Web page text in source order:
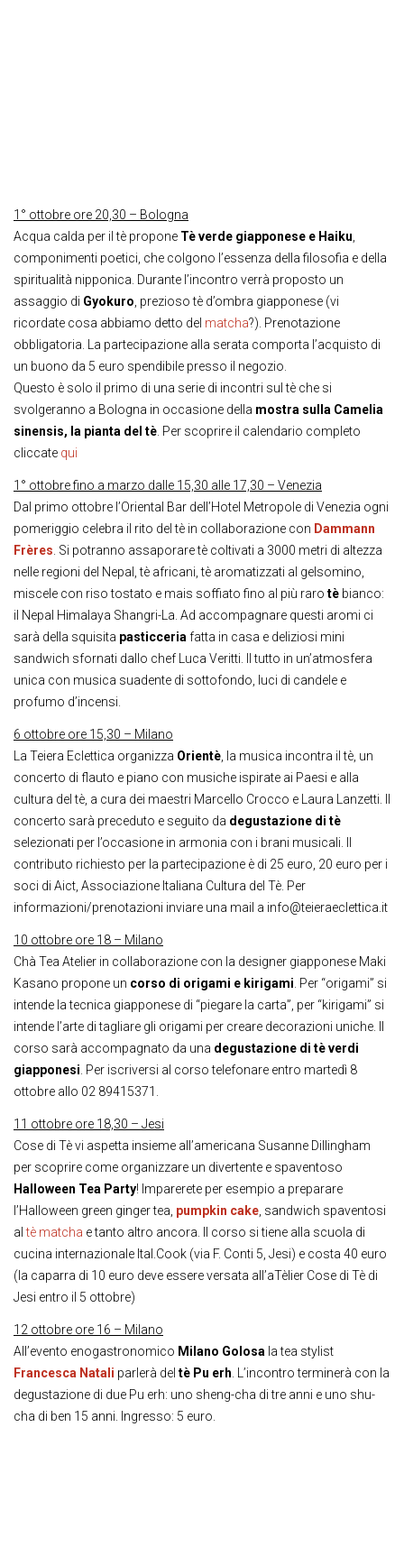
1° ottobre ore 20,30 – Bologna
Acqua calda per il tè propone Tè verde giapponese e Haiku
componimenti poetici, che colgono l’essenza della filosofia e della
spiritualità nipponica. Durante l’incontro verrà proposto un
assaggio di Gyokuro , prezioso tè d’ombra giapponese (vi
ricordate cosa abbiamo detto del matcha?). Prenotazione
obbligatoria. La partecipazione alla serata comporta l’acquisto di
un buono da 5 euro spendibile presso il negozio.
Questo è solo il primo di una serie di incontri sul tè che si
svolgeranno a Bologna in occasione della mostra sulla Camelia
sinensis, la pianta del tè . Per scoprire il calendario completo
cliccate qui
1° ottobre fino a marzo dalle 15,30 alle 17,30 – Venezia
Dal primo ottobre l’Oriental Bar dell’Hotel Metropole di Venezia ogni
pomeriggio celebra il rito del tè in collaborazione con Dammann
Frères . Si potranno assaporare tè coltivati a 3000 metri di altezza
nelle regioni del Nepal, tè africani, tè aromatizzati al gelsomino,
miscele con riso tostato e mais soffiato fino al più raro tè bianco:
il Nepal Himalaya Shangri-La. Ad accompagnare questi aromi ci
sarà della squisita pasticceria fatta in casa e deliziosi mini
sandwich sfornati dallo chef Luca Veritti. Il tutto in un’atmosfera
unica con musica suadente di sottofondo, luci di candele e
profumo d’incensi.
6 ottobre ore 15,30 – Milano
La Teiera Eclettica organizza Orientè , la musica incontra il tè, un
concerto di flauto e piano con musiche ispirate ai Paesi e alla
cultura del tè, a cura dei maestri Marcello Crocco e Laura Lanzetti. Il
concerto sarà preceduto e seguito da degustazione di tè
selezionati per l’occasione in armonia con i brani musicali. Il
contributo richiesto per la partecipazione è di 25 euro, 20 euro per i
soci di Aict, Associazione Italiana Cultura del Tè. Per
informazioni/prenotazioni inviare una mail a info@teieraeclettica.it
10 ottobre ore 18 – Milano
Chà Tea Atelier in collaborazione con la designer giapponese Maki
Kasano propone un corso di origami e kirigami . Per “origami” si
intende la tecnica giapponese di “piegare la carta”, per “kirigami” si
intende l’arte di tagliare gli origami per creare decorazioni uniche. Il
corso sarà accompagnato da una degustazione di tè verdi
giapponesi . Per iscriversi al corso telefonare entro martedì 8
ottobre allo 02 89415371.
11 ottobre ore 18,30 – Jesi
Cose di Tè vi aspetta insieme all’americana Susanne Dillingham
per scoprire come organizzare un divertente e spaventoso
Halloween Tea Party! Imparerete per esempio a preparare
l’Halloween green ginger tea, pumpkin cake , sandwich spaventosi
altè matcha e tanto altro ancora. Il corso si tiene alla scuola di
cucina internazionale Ital.Cook (via F. Conti 5, Jesi) e costa 40 euro
(la caparra di 10 euro deve essere versata all’aTèlier Cose di Tè di
Jesi entro il 5 ottobre)
12 ottobre ore 16 – Milano
All’evento enogastronomico Milano Golosa la tea stylist
Francesca Natali parlerà del tè Pu erh . L’incontro terminerà con la
degustazione di due Pu erh: uno sheng-cha di tre anni e uno shu-
cha di ben 15 anni. Ingresso: 5 euro.